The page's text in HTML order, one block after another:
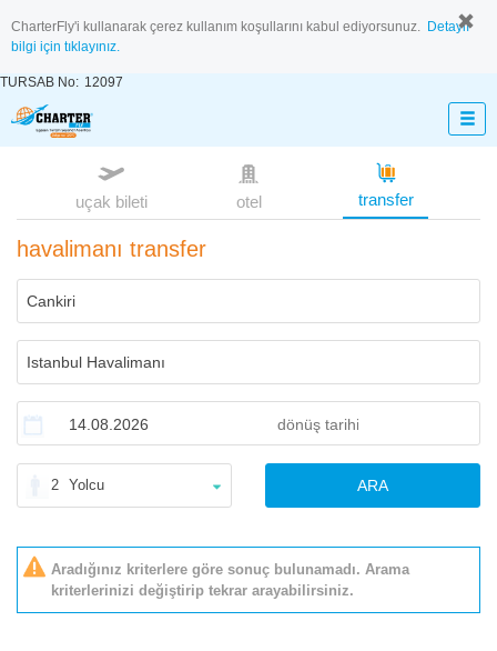
CharterFly'i kullanarak çerez kullanım koşullarını kabul ediyorsunuz. Detaylı
bilgi için tıklayınız.
TURSAB No: 12097
uçak bileti otel transfer
havalimanı transfer
2 Yolcu ARA
Aradığınız kriterlere göre sonuç bulunamadı. Arama
kriterlerinizi değiştirip tekrar arayabilirsiniz.